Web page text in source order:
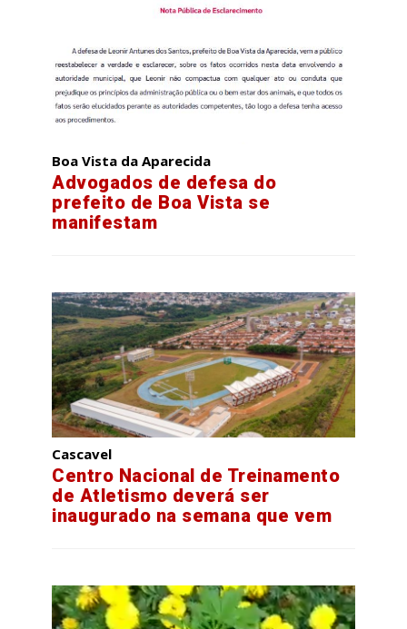
Boa Vista da Aparecida
Advogados de defesa do
prefeito de Boa Vista se
manifestam
Cascavel
Centro Nacional de Treinamento
de Atletismo deverá ser
inaugurado na semana que vem